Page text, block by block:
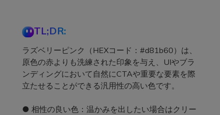
TL;DR:
ラズベリーピンク（HEXコード：#d81b60）は、
原色の赤よりも洗練された印象を与え、UIやブラ
ンディングにおいて自然にCTAや重要な要素を際
立たせることができる汎用性の高い色です。
● 相性の良い色：温かみを出したい場合はクリー